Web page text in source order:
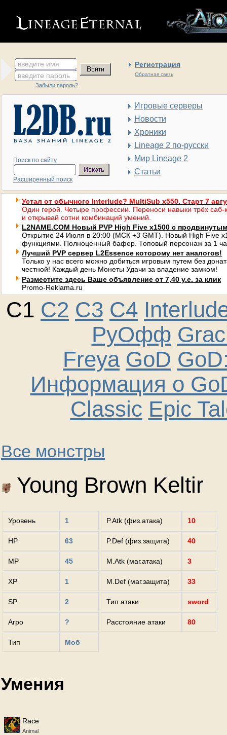
введите имя Регистрация
Обратная связь
введите пароль
Забыли пароль?
Поиск по сайту
Расширенный поиск
Игровые серверы
Новости
Хроники
Lineage 2 по-русски
Мир Lineage 2
Статьи
Устал от обычного Interlude? MultiSub x550. Старт 7
Один герой. Четыре профессии. Переноси навыки трёх саб-
и открывай сотни комбинаций умений.
L2NAME.COM Новый PVP High Five x1500 с
Открытие 24 Июля в 20:00 (МСК +3 GMT). Новый High Five
функциями. Полноценный бафер. Топовый персонаж за 1
Лучший PVP сервер L2Essence которому нет аналогов!
Только у нас всего можно добиться игровым путем без
честной! Каждый день Монеты Удачи за владение замком!
Разместите здесь Ваше объявление от 7,40 у.е. за клик
Promo-Reklama.ru
C1 C2 C3 C4
РуОфф
Freya GoD
Информация о
Classic Epic
Все монстры
Young Brown Keltir
Уровень 1
HP 63
MP 45
XP 1
SP 2
Агро ?
Тип Моб
P.Atk (физ.атака) 10
P.Def (физ.защита) 40
M.Atk (маг.атака) 3
M.Def (маг.защита) 33
Тип атаки sword
Расстояние атаки 80
Умения
Race
Animal